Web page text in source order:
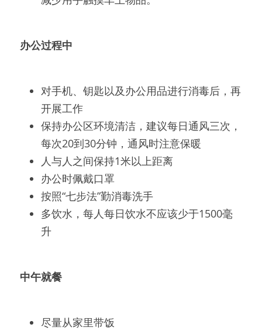
办公过程中
对手机、钥匙以及办公用品进行消毒后，再
开展工作
保持办公区环境清洁，建议每日通风三次，
每次20到30分钟，通风时注意保暖
人与人之间保持1米以上距离
办公时佩戴口罩
按照“七步法”勤消毒洗手
多饮水，每人每日饮水不应该少于1500毫
升
中午就餐
尽量从家里带饭